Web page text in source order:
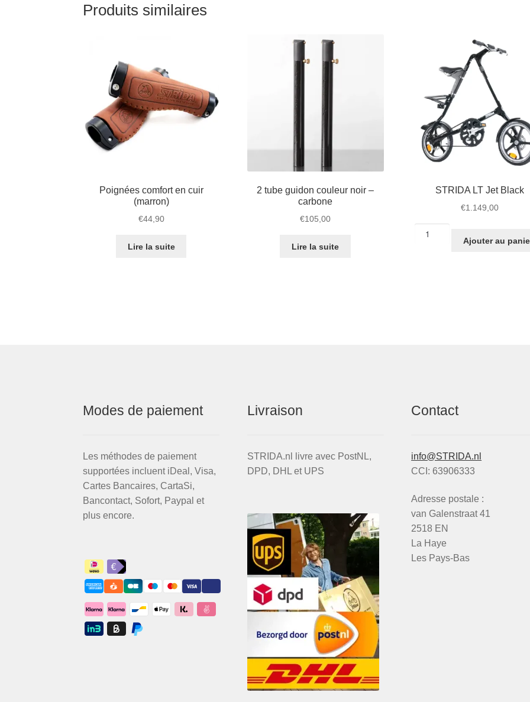
Produits similaires
Poignées comfort en cuir
(marron)
€44,90
Lire la suite
2 tube guidon couleur noir –
carbone
€105,00
Lire la suite
STRIDA LT Jet Black
€1.149,00
quantité
Ajouter au
Modes de paiement
Les méthodes de paiement
supportées incluent iDeal, Visa,
Cartes Bancaires, CartaSi,
Bancontact, Sofort, Paypal et
plus encore.
Livraison
STRIDA.nl livre avec PostNL,
DPD, DHL et UPS
Contact
info@STRIDA.nl
CCI: 63906333
Adresse postale :
van Galenstraat 41
2518 EN
La Haye
Les Pays-Bas